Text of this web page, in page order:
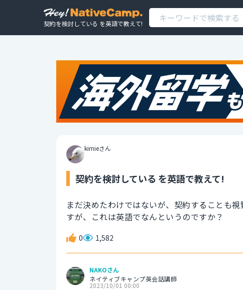
契約を検討している を英語で教えて!
kimieさん
契約を検討している を英語で教えて!
まだ決めたわけではないが、契約することも
すが、これは英語でなんというのですか？
0 1,582
NAKOさん
ネイティブキャンプ英会話講師
2023/10/01 00:00